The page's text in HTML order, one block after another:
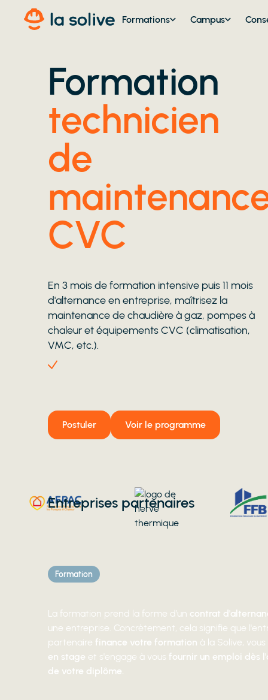
Formations Campus
Formation
technicien
de
CVC
En 3 mois de formation intensive puis 11 mois
d'alternance en entreprise, maîtrisez la
maintenance de chaudière à gaz, pompes à
chaleur et équipements CVC (climatisation,
VMC, etc.).
Postuler Voir le programme
Entreprises partenaires
Formation
La formation prend la forme d’un contrat
une entreprise. Concrètement, cela signifie que
partenaire finance votre formation à la Solive, vous
en stage et s'engage à vous fournir un emploi dès
de votre diplôme.